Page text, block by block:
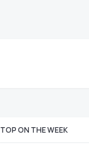
TOP ON THE WEEK